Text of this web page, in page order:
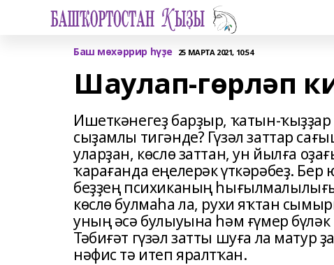
Баш мөхәррир һүҙе 25 МАРТА 2021, 10:54
Шаулап-гөрләп
Ишеткәнегеҙ барҙыр, ҡатын-
сыҙамлы тигәнде? Гүзәл заттар
уларҙан, көслө заттан, ун йылға
ҡарағанда еңелерәк үткәрәбеҙ.
беҙҙең психиканың
көслө булмаһа ла, рухи яҡтан
уның әсә булыуына һәм ғүмер
Тәбиғәт гүзәл затты шуға ла матур
нәфис тә итеп яралтҡан.